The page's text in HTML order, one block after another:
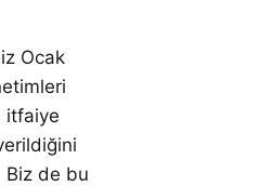
Ocak
itfaiye
Biz de bu